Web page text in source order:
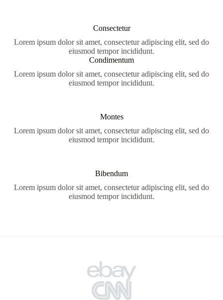
Consectetur
Lorem ipsum dolor sit amet, consectetur adipiscing elit, sed do
eiusmod tempor incididunt.
Condimentum
Lorem ipsum dolor sit amet, consectetur adipiscing elit, sed do
eiusmod tempor incididunt.
Montes
Lorem ipsum dolor sit amet, consectetur adipiscing elit, sed do
eiusmod tempor incididunt.
Bibendum
Lorem ipsum dolor sit amet, consectetur adipiscing elit, sed do
eiusmod tempor incididunt.